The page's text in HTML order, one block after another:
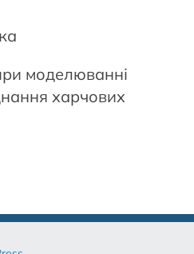
моделюванні
харчових